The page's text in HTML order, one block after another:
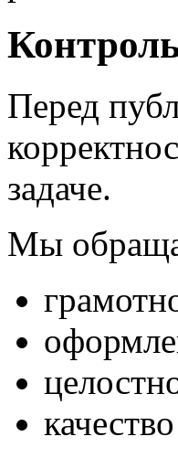
Перед
задаче.
Мы